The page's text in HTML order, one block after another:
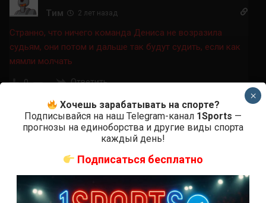
Тим 2 лет назад
Странно, что ничего команда Дениса не возразила
судьям, они потом и дальше так будут судить, если как
мямли молчать
0 Ответить
пошел он накуй!!!
Хочешь зарабатывать на спорте?
Подписывайся на наш Telegram-канал 1Sports —
прогнозы на единоборства и другие виды спорта
каждый день!
Подписаться бесплатно
×